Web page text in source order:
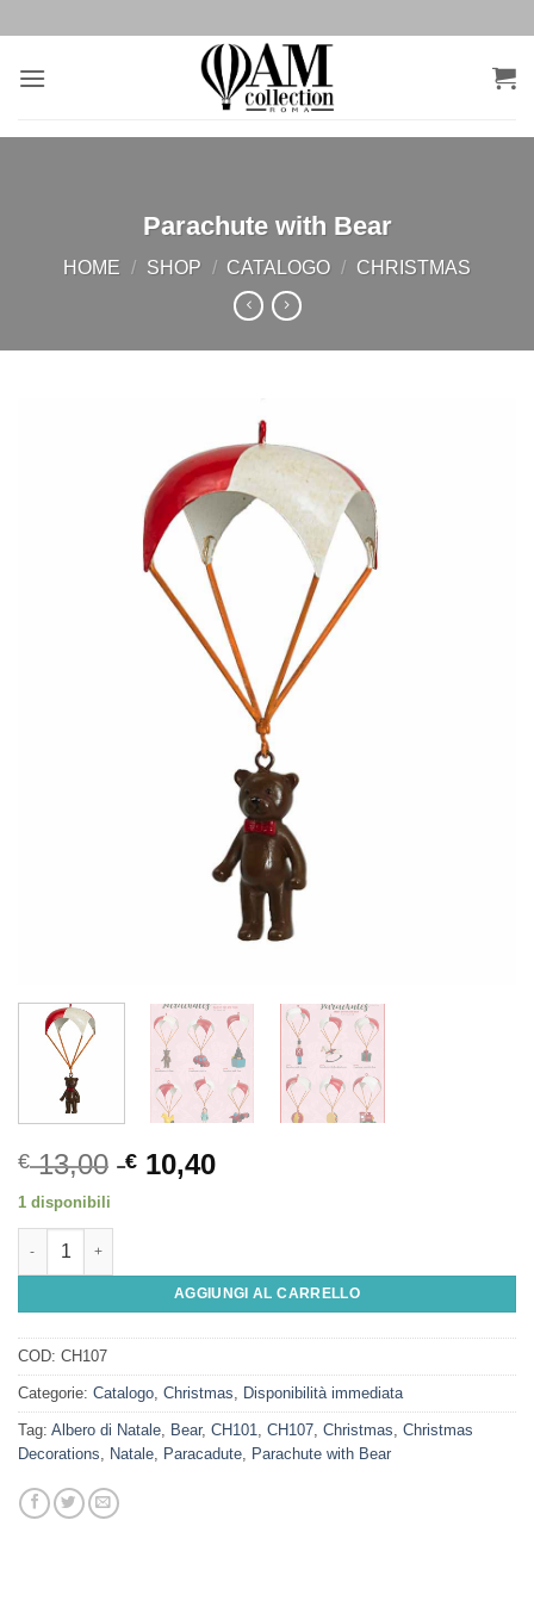
contenuti
Parachute with Bear
HOME / SHOP / CATALOGO / CHRISTMAS
€13,00 € 10,40
1 disponibili
Parachute with Bear quantità
AGGIUNGI AL CARRELLO
COD: CH107
Categorie: Catalogo Christmas Disponibilità immediata
Tag: Albero di Natale Bear, CH101 CH107 Christmas Christmas
Decorations
Natale Paracadute Parachute with Bear